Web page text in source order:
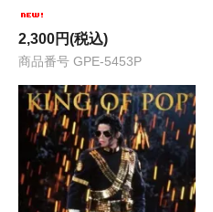
2,300円(税込)
商品番号 GPE-5453P